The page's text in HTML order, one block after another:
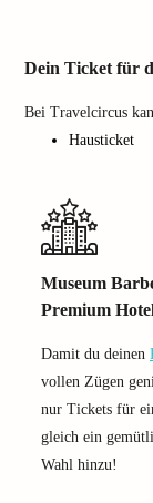
Dein Ticket für
Bei Travelcircus
Hausticket
Museum
Premium
Damit du deinen
vollen Zügen
nur Tickets für
gleich ein
Wahl hinzu!